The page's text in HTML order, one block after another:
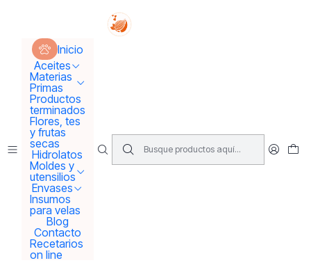
Inicio
Aceites
Materias
Primas
Productos
terminados
Flores, tes
y frutas
secas
Hidrolatos
Moldes y
utensilios
Envases
Insumos
para velas
Blog
Contacto
Recetarios
on line
Tus sueños se concretan aquí !!!
Difusor y humidificador para aromaterapia